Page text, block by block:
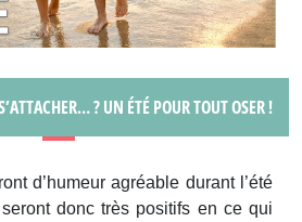
? UN ÉTÉ POUR TOUT OSER !
d’humeur agréable durant l’été
donc très positifs en ce qui